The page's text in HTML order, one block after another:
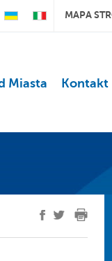
MAPA
Miasta Kontakt